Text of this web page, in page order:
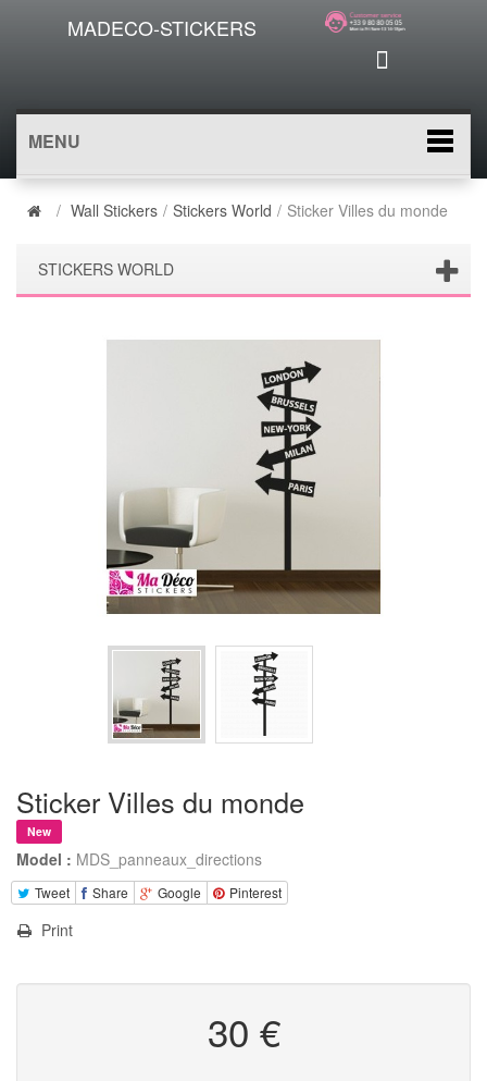
MADECO-STICKERS
MENU
/ Wall Stickers / Stickers World / Sticker Villes du monde
STICKERS WORLD
Sticker Villes du monde
New
Model : MDS_panneaux_directions
Tweet Share Google Pinterest
Print
30 €